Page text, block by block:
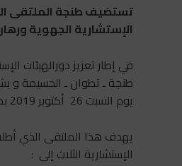
تستضيف طنجة الملتقى
الإستشارية الجهوية
في إطار تعزيز دورالهيئات
طنجة ـ تطوان ـ الحسيمة و
يوم السبت 26 أكتوبر 2019 بطنجة، تحت شعار « الهيئات الإستشارية الجهوية ورهان المشاركة في سيرورة التنمية ».
يهدف هذا الملتقى الذي
الإستشارية الثلاث إلى :